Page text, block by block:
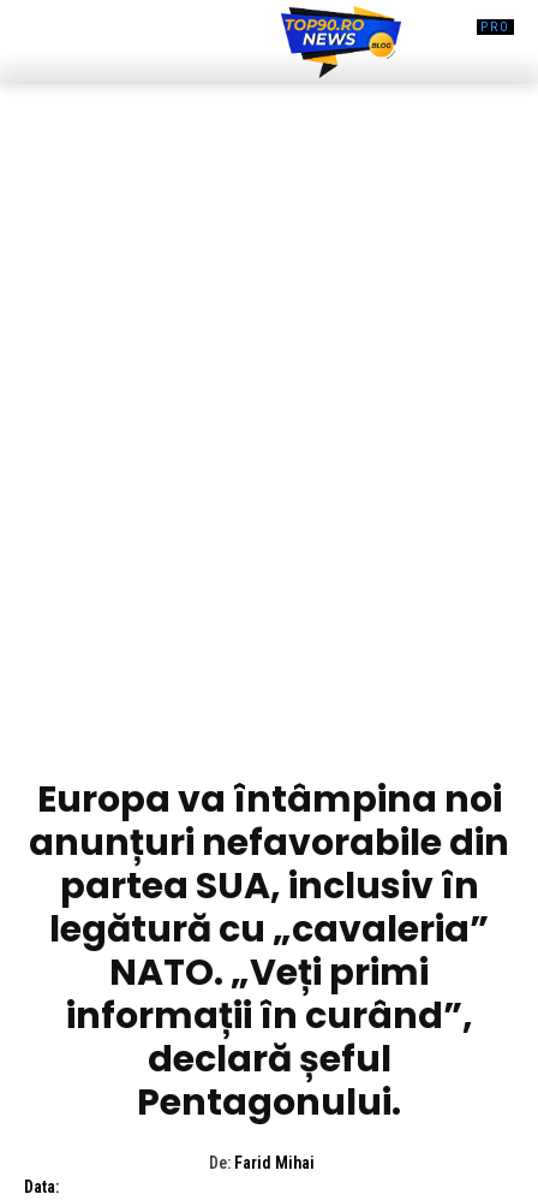
Europa va întâmpina noi
anunțuri nefavorabile din
partea SUA, inclusiv în
legătură cu „cavaleria”
NATO. „Veți primi
informații în curând”,
declară șeful
Pentagonului.
De: Farid Mihai
Data: